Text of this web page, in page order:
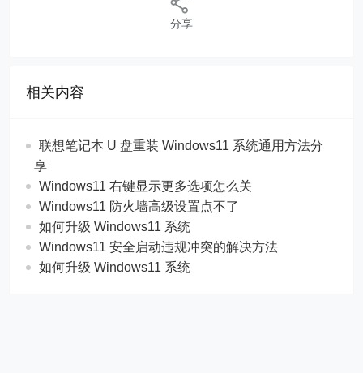
Windows11 右键显示更多选项怎么关
如何升级 Windows11 系统
Windows11 安全启动违规冲突的解决方法
如何升级 Windows11 系统